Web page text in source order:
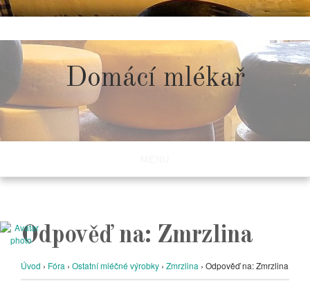
to
content
Domácí mlékař
Odpověď na: Zmrzlina
Úvod › Fóra › Ostatní mléčné výrobky › Zmrzlina › Odpověď na: Zmrzlina